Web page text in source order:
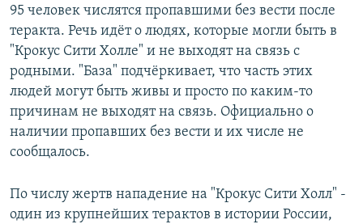
95 человек числятся пропавшими без вести после
теракта. Речь идёт о людях, которые могли быть в
"Крокус Сити Холле" и не выходят на связь с
родными. "База" подчёркивает, что часть этих
людей могут быть живы и просто по каким-то
причинам не выходят на связь. Официально о
наличии пропавших без вести и их числе не
сообщалось.
По числу жертв нападение на "Крокус Сити Холл" -
один из крупнейших терактов в истории России,